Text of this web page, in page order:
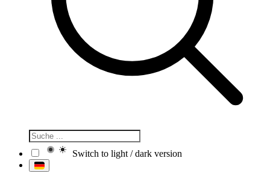
Switch to light / dark version